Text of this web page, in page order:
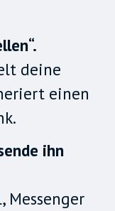
deine
einen
ihn
Messenger